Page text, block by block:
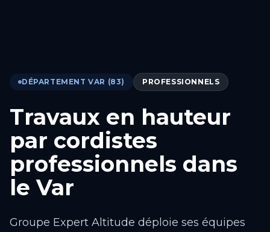
DÉPARTEMENT VAR (83) PROFESSIONNELS
Travaux en hauteur
par cordistes
professionnels dans
le Var
Groupe Expert Altitude déploie ses équipes